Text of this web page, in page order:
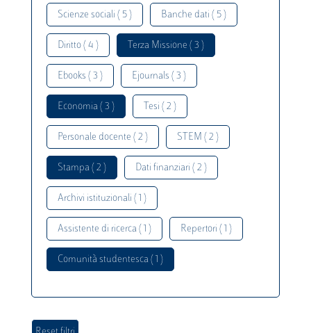
Scienze sociali ( 5 ) Banche dati ( 5 )
Diritto ( 4 ) Terza Missione ( 3 )
Ebooks ( 3 ) Ejournals ( 3 )
Economia ( 3 ) Tesi ( 2 )
Personale docente ( 2 ) STEM ( 2 )
Stampa ( 2 ) Dati finanziari ( 2 )
Archivi istituzionali ( 1 )
Assistente di ricerca ( 1 ) Repertori ( 1 )
Comunità studentesca ( 1 )